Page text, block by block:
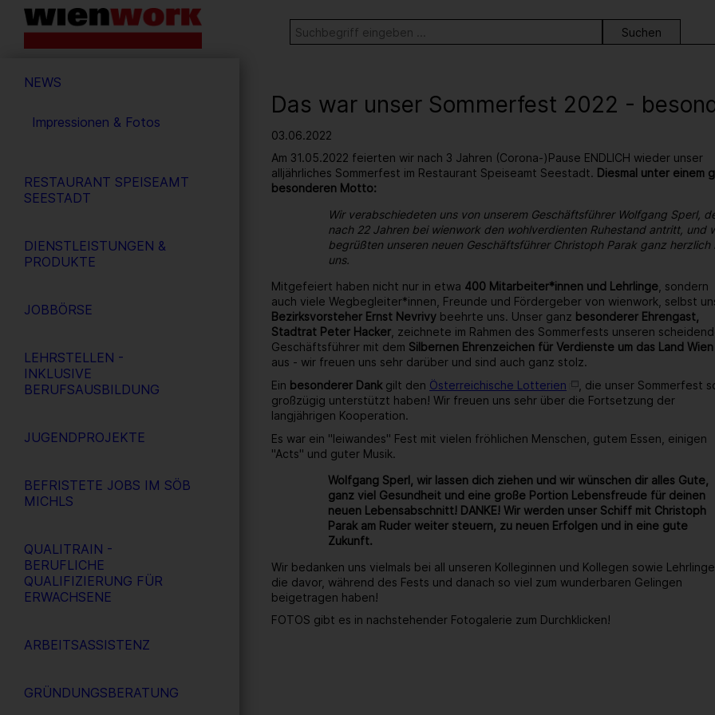
Barrierefreie
Bedienung
Webseite
Stichwortsuche
SUCHE
NEWS
Impressionen & Fotos
RESTAURANT SPEISEAMT
SEESTADT
DIENSTLEISTUNGEN &
PRODUKTE
JOBBÖRSE
LEHRSTELLEN -
INKLUSIVE
BERUFSAUSBILDUNG
JUGENDPROJEKTE
BEFRISTETE JOBS IM SÖB
MICHLS
QUALITRAIN -
BERUFLICHE
QUALIFIZIERUNG FÜR
ERWACHSENE
ARBEITSASSISTENZ
GRÜNDUNGSBERATUNG
Das war unser Sommerfest 2022 -
03.06.2022
Am 31.05.2022 feierten wir nach 3 Jahren (Corona-)Pause ENDLICH wieder unser
alljährliches Sommerfest im Restaurant Speiseamt Seestadt. Diesmal unter einem
besonderen Motto:
Wir verabschiedeten uns von unserem Geschäftsführer Wolfgang Sperl,
nach 22 Jahren bei wienwork den wohlverdienten Ruhestand antritt, und
begrüßten unseren neuen Geschäftsführer Christoph Parak ganz herzlich
uns.
Mitgefeiert haben nicht nur in etwa 400 Mitarbeiter*innen und Lehrlinge , sondern
auch viele Wegbegleiter*innen, Freunde und Fördergeber von wienwork, selbst
Bezirksvorsteher Ernst Nevrivy beehrte uns. Unser ganz besonderer Ehrengast,
Stadtrat Peter Hacker , zeichnete im Rahmen des Sommerfests unseren
Geschäftsführer mit dem Silbernen Ehrenzeichen für Verdienste um das Land Wien
aus - wir freuen uns sehr darüber und sind auch ganz stolz.
Ein besonderer Dank gilt den Österreichische Lotterien
, die unser Sommerfest
großzügig unterstützt haben! Wir freuen uns sehr über die Fortsetzung der
langjährigen Kooperation.
Es war ein "leiwandes" Fest mit vielen fröhlichen Menschen, gutem Essen, einigen
"Acts" und guter Musik.
Wolfgang Sperl, wir lassen dich ziehen und wir wünschen dir alles Gute,
ganz viel Gesundheit und eine große Portion Lebensfreude für deinen
neuen Lebensabschnitt! DANKE! Wir werden unser Schiff mit Christoph
Parak am Ruder weiter steuern, zu neuen Erfolgen und in eine gute
Zukunft.
Wir bedanken uns vielmals bei all unseren Kolleginnen und Kollegen sowie
die davor, während des Fests und danach so viel zum wunderbaren Gelingen
beigetragen haben!
FOTOS gibt es in nachstehender Fotogalerie zum Durchklicken!